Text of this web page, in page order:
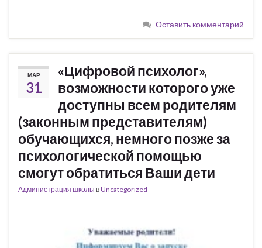
Оставить комментарий
МАР
31
«Цифровой психолог»,
возможности которого уже
доступны всем родителям
(законным представителям)
обучающихся, немного позже за
психологической помощью
смогут обратиться Ваши дети
Администрация школы вUncategorized